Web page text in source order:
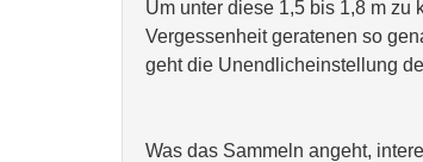
Um unter diese 1,5 bis 1,8 m zu
Vergessenheit geratenen so
geht die Unendlicheinstellung
Was das Sammeln angeht,